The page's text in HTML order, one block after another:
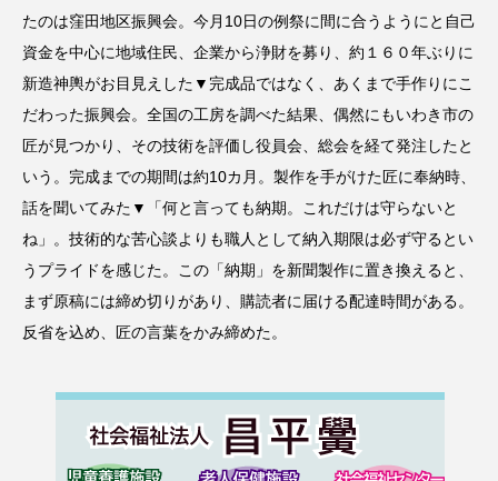
たのは窪田地区振興会。今月10日の例祭に間に合うようにと自己
資金を中心に地域住民、企業から浄財を募り、約１６０年ぶりに
新造神輿がお目見えした▼完成品ではなく、あくまで手作りにこ
だわった振興会。全国の工房を調べた結果、偶然にもいわき市の
匠が見つかり、その技術を評価し役員会、総会を経て発注したと
いう。完成までの期間は約10カ月。製作を手がけた匠に奉納時、
話を聞いてみた▼「何と言っても納期。これだけは守らないと
ね」。技術的な苦心談よりも職人として納入期限は必ず守るとい
うプライドを感じた。この「納期」を新聞製作に置き換えると、
まず原稿には締め切りがあり、購読者に届ける配達時間がある。
反省を込め、匠の言葉をかみ締めた。